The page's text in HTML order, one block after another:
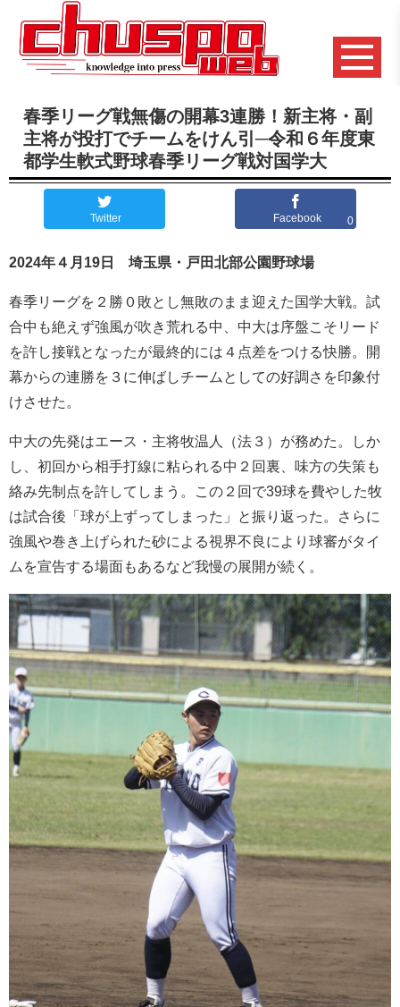
春季リーグ戦無傷の開幕3連勝！新主将・副
主将が投打でチームをけん引─令和６年度東
都学生軟式野球春季リーグ戦対国学大
Twitter Facebook 0
2024年４月19日 埼玉県・戸田北部公園野球場
春季リーグを２勝０敗とし無敗のまま迎えた国学大戦。試
合中も絶えず強風が吹き荒れる中、中大は序盤こそリード
を許し接戦となったが最終的には４点差をつける快勝。開
幕からの連勝を３に伸ばしチームとしての好調さを印象付
けさせた。
中大の先発はエース・主将牧温人（法３）が務めた。しか
し、初回から相手打線に粘られる中２回裏、味方の失策も
絡み先制点を許してしまう。この２回で39球を費やした牧
は試合後「球が上ずってしまった」と振り返った。さらに
強風や巻き上げられた砂による視界不良により球審がタイ
ムを宣告する場面もあるなど我慢の展開が続く。